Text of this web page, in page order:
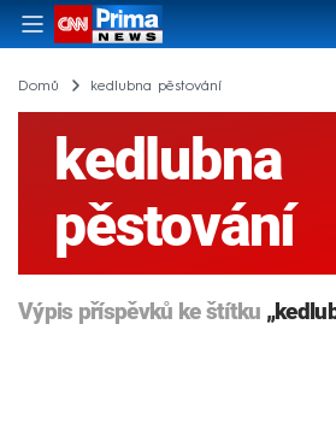
Domů kedlubna pěstování
kedlubna
pěstování
Výpis příspěvků ke štítku